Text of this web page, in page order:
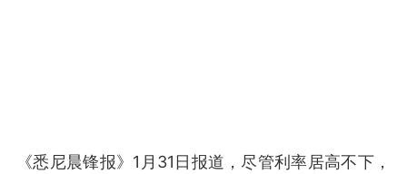
《悉尼晨锋报》1月31日报道，尽管利率居高不下，